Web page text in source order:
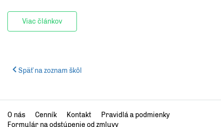
Viac článkov
Späť na zoznam škôl
O nás Cenník Kontakt
Pravidlá a podmienky
Formulár na odstúpenie od zmluvy